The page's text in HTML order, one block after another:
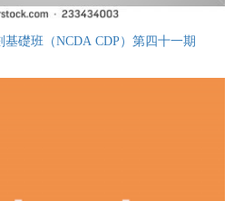
礎班（NCDA CDP）第四十一期